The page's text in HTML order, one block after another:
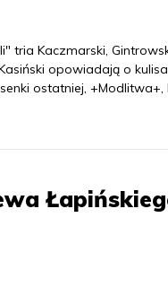
tria Kaczmarski,
opowiadają o
ostatniej, +Modlitwa+,